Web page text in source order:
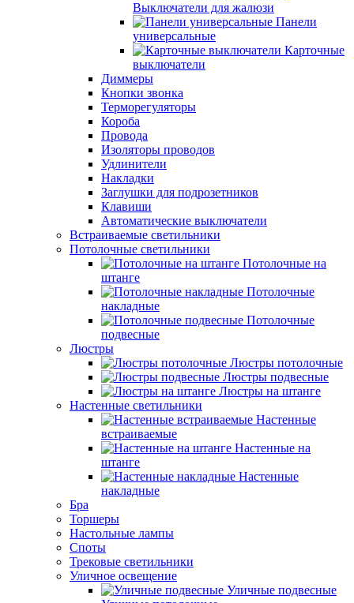
Выключатели для жалюзи
Панели
универсальные
Карточные
выключатели
Диммеры
Кнопки звонка
Терморегуляторы
Короба
Провода
Изоляторы проводов
Удлинители
Накладки
Заглушки для подрозетников
Клавиши
Автоматические выключатели
Встраиваемые светильники
Потолочные светильники
Потолочные на
штанге
Потолочные
накладные
Потолочные
подвесные
Люстры
Люстры потолочные
Люстры подвесные
Люстры на штанге
Настенные светильники
Настенные
встраиваемые
Настенные на
штанге
Настенные
накладные
Бра
Торшеры
Настольные лампы
Споты
Трековые светильники
Уличное освещение
Уличные подвесные